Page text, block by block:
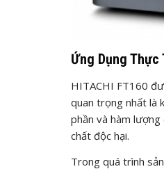
Ứng Dụng Thực
HITACHI FT160
quan trọng nhất là
phần và hàm
chất độc hại.
Trong quá trình